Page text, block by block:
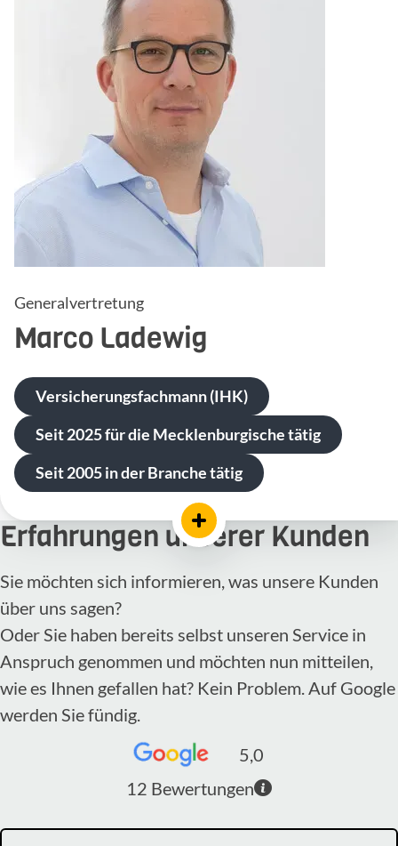
Generalvertretung
Marco Ladewig
Versicherungsfachmann (IHK)
Seit 2025 für die Mecklenburgische tätig
Seit 2005 in der Branche tätig
Erfahrungen unserer Kunden
Sie möchten sich informieren, was unsere Kunden
über uns sagen?
Oder Sie haben bereits selbst unseren Service in
Anspruch genommen und möchten nun mitteilen,
wie es Ihnen gefallen hat? Kein Problem. Auf Google
werden Sie fündig.
5,0
12 Bewertungen